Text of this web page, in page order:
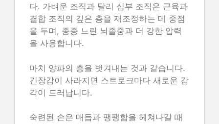
다. 가벼운 조직과 달리 심부 조직은 근육과
결합 조직의 깊은 층을 재조정하는 데 중점
을 두며, 종종 느린 뇌졸중과 더 강한 압력
을 사용합니다.
마치 양파의 층을 벗겨내는 것과 같습니다.
긴장감이 사라지면 스트로크마다 새로운 감
각이 드러납니다.
숙련된 손은 매듭과 팽팽함을 헤쳐나갈 때